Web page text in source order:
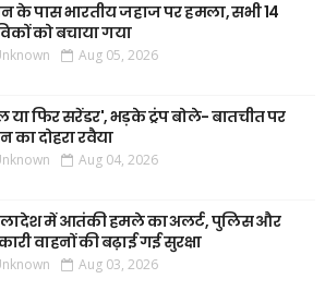
के पास भारतीय जहाज पर हमला, सभी 14
को बचाया गया
Aug 05, 2026
या फिर सरेंडर', भड़के ट्रंप बोले- बातचीत पर
का दोहरा रवैया
Aug 04, 2026
में आतंकी हमले का अलर्ट, पुलिस और
वाहनों की बढ़ाई गई सुरक्षा
Aug 03, 2026